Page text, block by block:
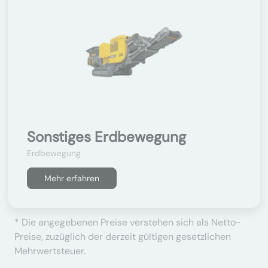
Sonstiges Erdbewegung
Erdbewegung
Mehr erfahren
* Die angegebenen Preise verstehen sich als Netto-
Preise, zuzüglich der derzeit gültigen gesetzlichen
Mehrwertsteuer.